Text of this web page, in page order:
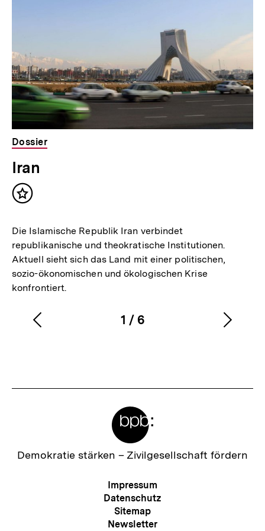
t
:
Dossier
Iran
Inhalt
Die Islamische Republik Iran verbindet
republikanische und theokratische Institutionen.
Aktuell sieht sich das Land mit einer politischen,
sozio-ökonomischen und ökologischen Krise
konfrontiert.
Karussellinhalt
1
von
/ 6
Vorherigen
Zur
Demokratie stärken – Zivilgesellschaft fördern
Meta-
Navigation
Impressum
Datenschutz
Sitemap
Newsletter